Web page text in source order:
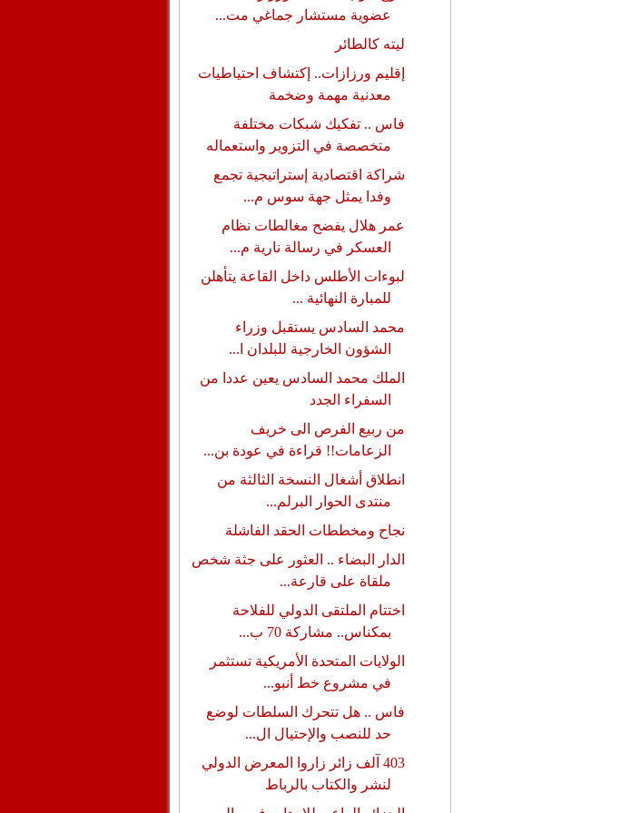
عضوية مستشار جماغي مت...
ليته كالطائر
إقليم ورزازات.. إكتشاف احتياطيات
معدنية مهمة وضخمة
فاس .. تفكيك شبكات مختلفة
متخصصة في التزوير واستعماله
شراكة اقتصادية إستراتيجية تجمع
وفدا يمثل جهة سوس م...
عمر هلال يفضح مغالطات نظام
العسكر في رسالة نارية م...
لبوءات الأطلس داخل القاعة يتأهلن
للمبارة النهائية ...
محمد السادس يستقبل وزراء
الشؤون الخارجية للبلدان ا...
الملك محمد السادس يعين عددا من
السفراء الجدد
من ربيع الفرص الى خريف
الزعامات!! قراءة في عودة بن...
انطلاق أشغال النسخة الثالثة من
منتدى الحوار البرلم...
نجاح ومخططات الحقد الفاشلة
الدار البضاء .. العثور على جثة شخص
ملقاة على قارعة...
اختتام الملتقى الدولي للفلاحة
بمكناس.. مشاركة 70 ب...
الولايات المتحدة الأمريكية تستثمر
في مشروع خط أنبو...
فاس .. هل تتحرك السلطات لوضع
حد للنصب والإحتيال ال...
403 آلف زائر زاروا المعرض الدولي
لنشر والكتاب بالرباط